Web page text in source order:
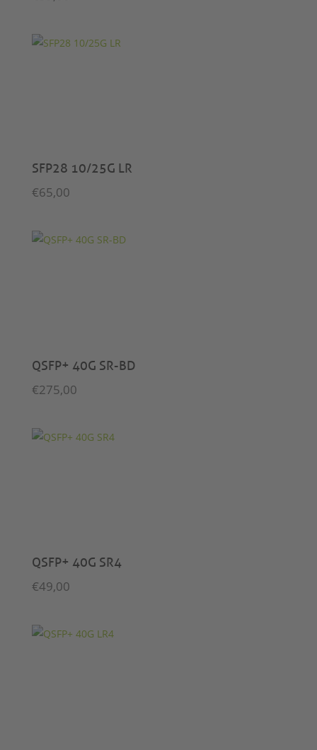
SFP28 10/25G LR
€65,00
QSFP+ 40G SR-BD
€275,00
QSFP+ 40G SR4
€49,00